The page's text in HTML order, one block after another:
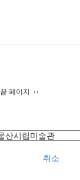
끝 페이지
취소